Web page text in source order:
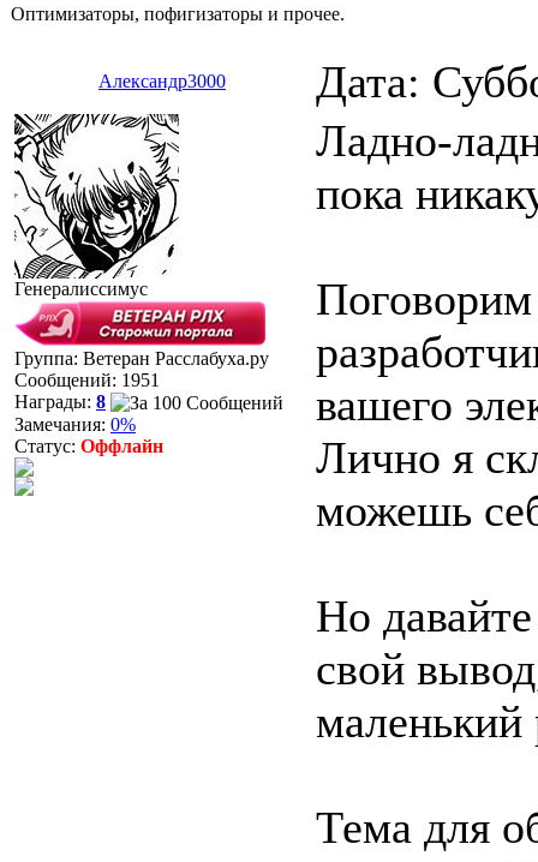
Оптимизаторы, пофигизаторы и прочее.
Александр3000 Дата:
Генералиссимус
Группа: Ветеран Расслабуха.ру
Сообщений: 1951
Награды: 8
Замечания: 0%
Статус: Оффлайн
Ладно-
пока
Поговорим
вашего
Лично я
можешь
Но
свой
маленький
Тема для